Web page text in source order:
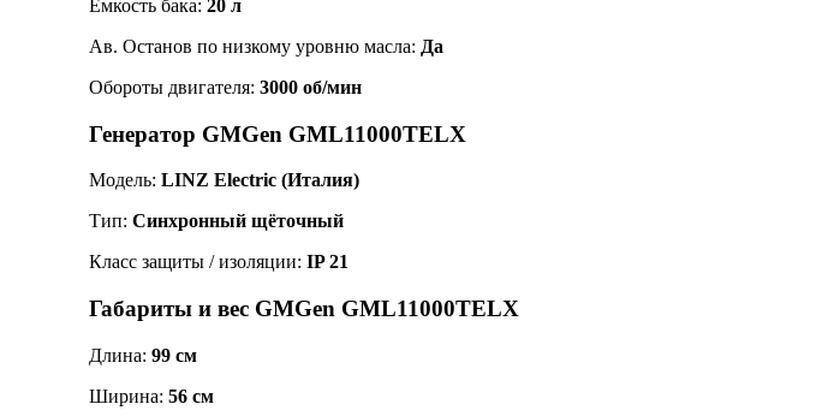
Емкость бака: 20 л
Ав. Останов по низкому уровню масла: Да
Обороты двигателя: 3000 об/мин
Генератор GMGen GML11000TELX
Модель: LINZ Electric (Италия)
Тип: Синхронный щёточный
Класс защиты / изоляции: IP 21
Габариты и вес GMGen GML11000TELX
Длина: 99 см
Ширина: 56 см